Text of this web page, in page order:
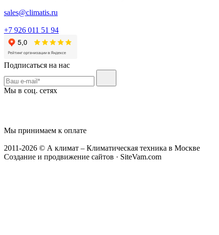
sales@climatis.ru
+7 926 011 51 94
Подписаться на нас
Мы в соц. сетях
Мы принимаем к оплате
2011-2026 © А климат – Климатическая техника в Москве
Создание и продвижение сайтов · SiteVam.com